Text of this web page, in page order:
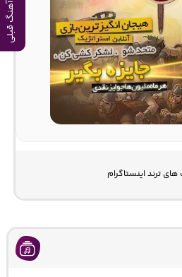
آهنگ قبلی
ترند اینستاگرام